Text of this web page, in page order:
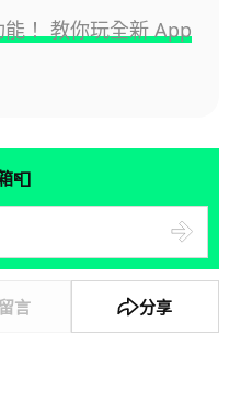
！ 教你玩全新 App
📮
言 分享